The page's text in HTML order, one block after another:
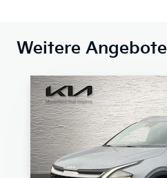
Weitere Angebote